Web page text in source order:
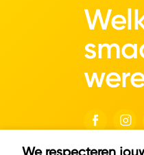
We respecteren